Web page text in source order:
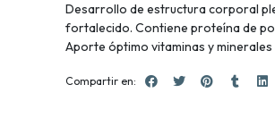
Desarrollo de estructura corporal
fortalecido. Contiene proteína de
Aporte óptimo vitaminas y
Compartir en: